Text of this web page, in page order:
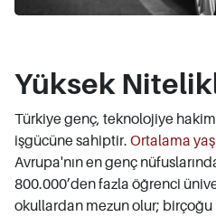
Yüksek
Türkiye genç, teknolojiye
işgücüne sahiptir. Ortalama
Avrupa'nın en genç
800.000’den fazla öğrenci
okullardan mezun olur;